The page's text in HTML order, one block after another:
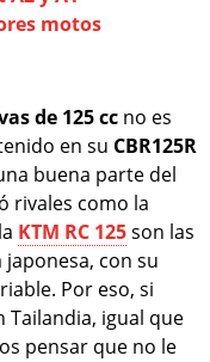
motos
de 125 cc no es
en su CBR125R
buena parte del
rivales como la
KTM RC 125son las
con su
Por eso, si
Tailandia, igual que
pensar que no le